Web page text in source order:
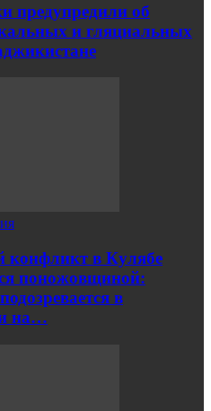
предупредили об
и гляциальных
конфликт в Кулябе
поножовщиной:
в
на…